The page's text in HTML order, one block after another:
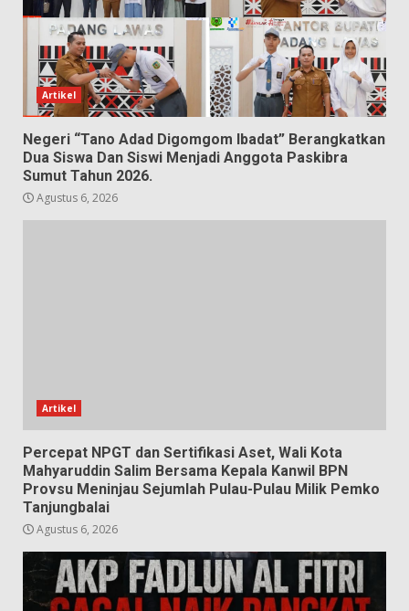
Artikel
Negeri “Tano Adad Digomgom Ibadat” Berangkatkan
Dua Siswa Dan Siswi Menjadi Anggota Paskibra
Sumut Tahun 2026.
Agustus 6, 2026
Artikel
Percepat NPGT dan Sertifikasi Aset, Wali Kota
Mahyaruddin Salim Bersama Kepala Kanwil BPN
Provsu Meninjau Sejumlah Pulau-Pulau Milik Pemko
Tanjungbalai
Agustus 6, 2026